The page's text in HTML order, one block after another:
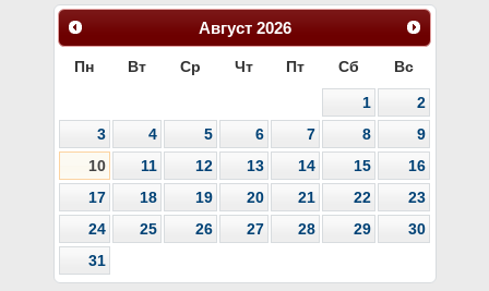
Август 2026
Пн Вт Ср Чт Пт Сб Вс
1
2
3
4 5 6 7 8
9
10
11 12 13 14 15
16
17
18 19 20 21 22
23
24
25 26 27 28 29
30
31